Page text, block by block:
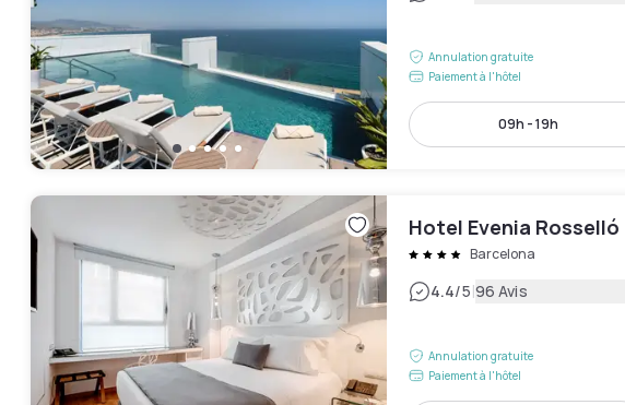
Annulation gratuite
Paiement à l'hôtel
09h - 19h
Hotel Evenia Rosselló
Barcelona
4.4/5|96 Avis
Annulation gratuite
Paiement à l'hôtel